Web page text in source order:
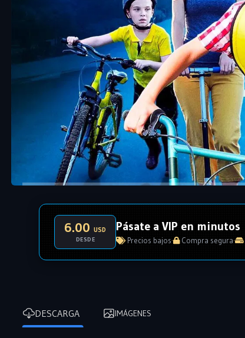
6.00USD
DESDE
Pásate a VIP en minutos
Precios bajos· Compra segura·
DESCARGA IMÁGENES